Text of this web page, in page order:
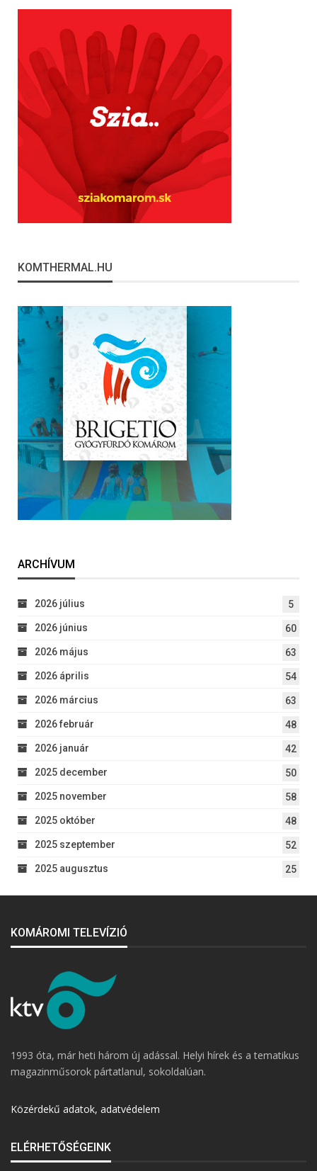
KOMTHERMAL.HU
ARCHÍVUM
2026 július 5
2026 június 60
2026 május 63
2026 április 54
2026 március 63
2026 február 48
2026 január 42
2025 december 50
2025 november 58
2025 október 48
2025 szeptember 52
2025 augusztus 25
KOMÁROMI TELEVÍZIÓ
1993 óta, már heti három új adással. Helyi hírek és a tematikus
magazinműsorok pártatlanul, sokoldalúan.
Közérdekű adatok, adatvédelem
ELÉRHETŐSÉGEINK